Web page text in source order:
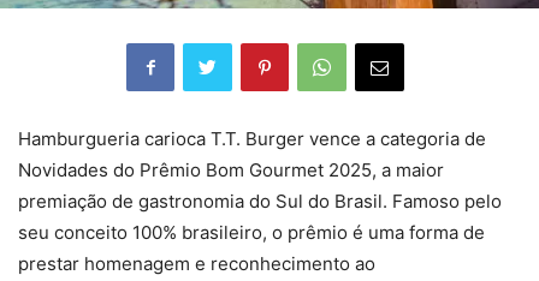
Hamburgueria carioca T.T. Burger vence a categoria de
Novidades do Prêmio Bom Gourmet 2025, a maior
premiação de gastronomia do Sul do Brasil. Famoso pelo
seu conceito 100% brasileiro, o prêmio é uma forma de
prestar homenagem e reconhecimento ao